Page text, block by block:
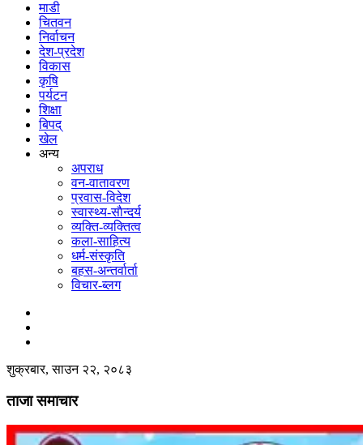
माडी
चितवन
निर्वाचन
देश-प्रदेश
विकास
कृषि
पर्यटन
शिक्षा
बिपद्
खेल
अन्य
अपराध
वन-वातावरण
प्रवास-विदेश
स्वास्थ्य-साैन्दर्य
व्यक्ति-व्यक्तित्व
कला-साहित्य
धर्म-संस्कृति
बहस-अन्तर्वार्ता
विचार-ब्लग
शुक्रबार, साउन २२, २०८३
ताजा समाचार